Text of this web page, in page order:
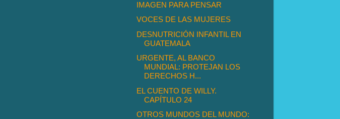
IMAGEN PARA PENSAR
VOCES DE LAS MUJERES
DESNUTRICIÓN INFANTIL EN
GUATEMALA
URGENTE, AL BANCO
MUNDIAL: PROTEJAN LOS
DERECHOS H...
EL CUENTO DE WILLY.
CAPÍTULO 24
OTROS MUNDOS DEL MUNDO: